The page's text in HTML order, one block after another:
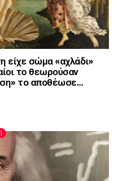
είχε σώμα «αχλάδι»
το θεωρούσαν
το αποθέωσε…